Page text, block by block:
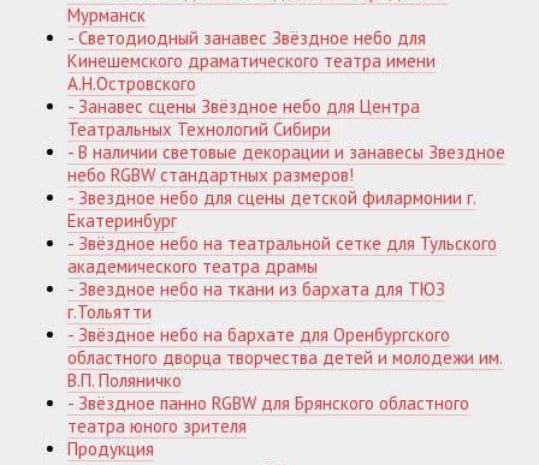
Мурманск
- Светодиодный занавес Звёздное небо для
Кинешемского драматического театра имени
А.Н.Островского
- Занавес сцены Звёздное небо для Центра
Театральных Технологий Сибири
- В наличии световые декорации и занавесы Звездное
небо RGBW стандартных размеров!
- Звездное небо для сцены детской филармонии г.
Екатеринбург
- Звёздное небо на театральной сетке для Тульского
академического театра драмы
- Звездное небо на ткани из бархата для ТЮЗ
г.Тольятти
- Звёздное небо на бархате для Оренбургского
областного дворца творчества детей и молодежи им.
В.П. Поляничко
- Звёздное панно RGBW для Брянского областного
театра юного зрителя
Продукция